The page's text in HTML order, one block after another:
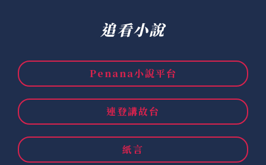
追看小說
Penana小說平台
連登講故台
紙言